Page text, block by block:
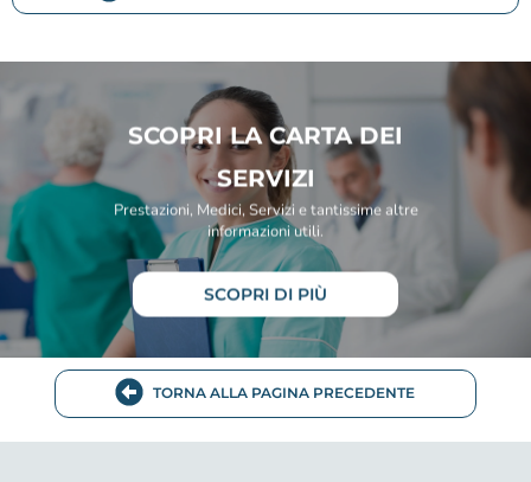
SCOPRI LA CARTA DEI
SERVIZI
Prestazioni, Medici, Servizi e tantissime altre
informazioni utili.
SCOPRI DI PIÙ
TORNA ALLA PAGINA PRECEDENTE